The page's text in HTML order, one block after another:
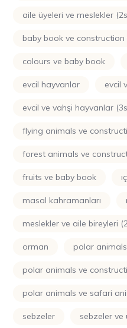
aile üyeleri ve meslekler
baby book ve construction
colours ve baby book
evcil hayvanlar evcil
evcil ve vahşi hayvanlar
flying animals ve
forest animals ve
fruits ve baby book
masal kahramanları
meslekler ve aile bireyleri
orman polar animals
polar animals ve
polar animals ve safari
sebzeler sebzeler